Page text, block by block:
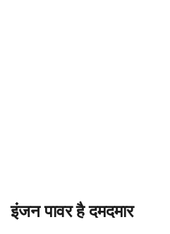
इंजन पावर है दमदमार